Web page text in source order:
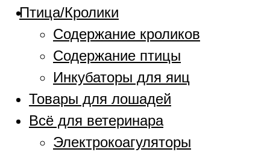
Птица/Кролики
Содержание кроликов
Содержание птицы
Инкубаторы для яиц
Товары для лошадей
Всё для ветеринара
Электрокоагуляторы